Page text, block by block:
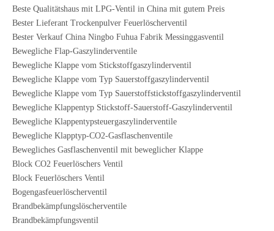
Beste Qualitätshaus mit LPG-Ventil in China mit gutem Preis
Bester Lieferant Trockenpulver Feuerlöscherventil
Bester Verkauf China Ningbo Fuhua Fabrik Messinggasventil
Bewegliche Flap-Gaszylinderventile
Bewegliche Klappe vom Stickstoffgaszylinderventil
Bewegliche Klappe vom Typ Sauerstoffgaszylinderventil
Bewegliche Klappe vom Typ Sauerstoffstickstoffgaszylinderventil
Bewegliche Klappentyp Stickstoff-Sauerstoff-Gaszylinderventil
Bewegliche Klappentypsteuergaszylinderventile
Bewegliche Klapptyp-CO2-Gasflaschenventile
Bewegliches Gasflaschenventil mit beweglicher Klappe
Block CO2 Feuerlöschers Ventil
Block Feuerlöschers Ventil
Bogengasfeuerlöscherventil
Brandbekämpfungslöscherventile
Brandbekämpfungsventil